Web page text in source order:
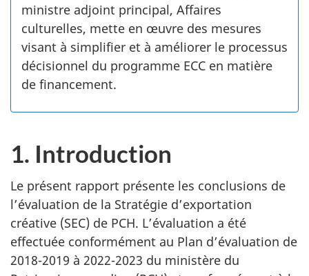
ministre adjoint principal, Affaires
culturelles, mette en œuvre des mesures
visant à simplifier et à améliorer le processus
décisionnel du programme ECC en matière
de financement.
1. Introduction
Le présent rapport présente les conclusions de
l’évaluation de la Stratégie d’exportation
créative (SEC) de PCH. L’évaluation a été
effectuée conformément au Plan d’évaluation de
2018-2019 à 2022-2023 du ministère du